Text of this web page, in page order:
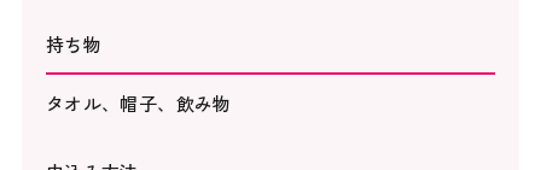
持ち物
タオル、帽子、飲み物